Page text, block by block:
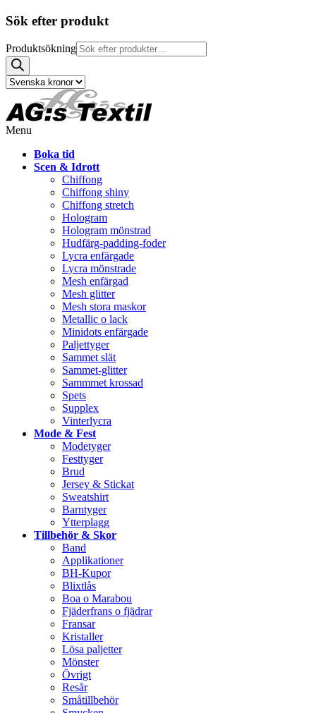
Sök efter produkt
Produktsökning
Menu
Boka tid
Scen & Idrott
Chiffong
Chiffong shiny
Chiffong stretch
Hologram
Hologram mönstrad
Hudfärg-padding-foder
Lycra enfärgade
Lycra mönstrade
Mesh enfärgad
Mesh glitter
Mesh stora maskor
Metallic o lack
Minidots enfärgade
Paljettyger
Sammet slät
Sammet-glitter
Sammmet krossad
Spets
Supplex
Vinterlycra
Mode & Fest
Modetyger
Festtyger
Brud
Jersey & Stickat
Sweatshirt
Barntyger
Ytterplagg
Tillbehör & Skor
Band
Applikationer
BH-Kupor
Blixtlås
Boa o Marabou
Fjäderfrans o fjädrar
Fransar
Kristaller
Lösa paljetter
Mönster
Övrigt
Resår
Småtillbehör